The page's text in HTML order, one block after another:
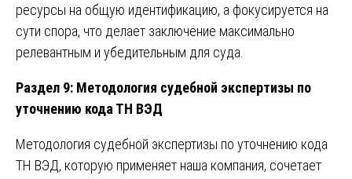
ресурсы на общую идентификацию, а фокусируется на
сути спора, что делает заключение максимально
релевантным и убедительным для суда.
Раздел 9: Методология судебной экспертизы по
уточнению кода ТН ВЭД
Методология судебной экспертизы по уточнению кода
ТН ВЭД, которую применяет наша компания, сочетает